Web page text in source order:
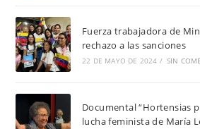
Fuerza trabajadora de
rechazo a las sanciones
22 DE MAYO DE 2024 / SIN
Documental “Hortensias
lucha feminista de María